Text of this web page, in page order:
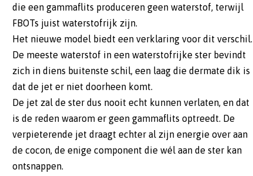
die een gammaflits produceren geen waterstof, terwijl
FBOTs juist waterstofrijk zijn.
Het nieuwe model biedt een verklaring voor dit verschil.
De meeste waterstof in een waterstofrijke ster bevindt
zich in diens buitenste schil, een laag die dermate dik is
dat de jet er niet doorheen komt.
De jet zal de ster dus nooit echt kunnen verlaten, en dat
is de reden waarom er geen gammaflits optreedt. De
verpieterende jet draagt echter al zijn energie over aan
de cocon, de enige component die wél aan de ster kan
ontsnappen.